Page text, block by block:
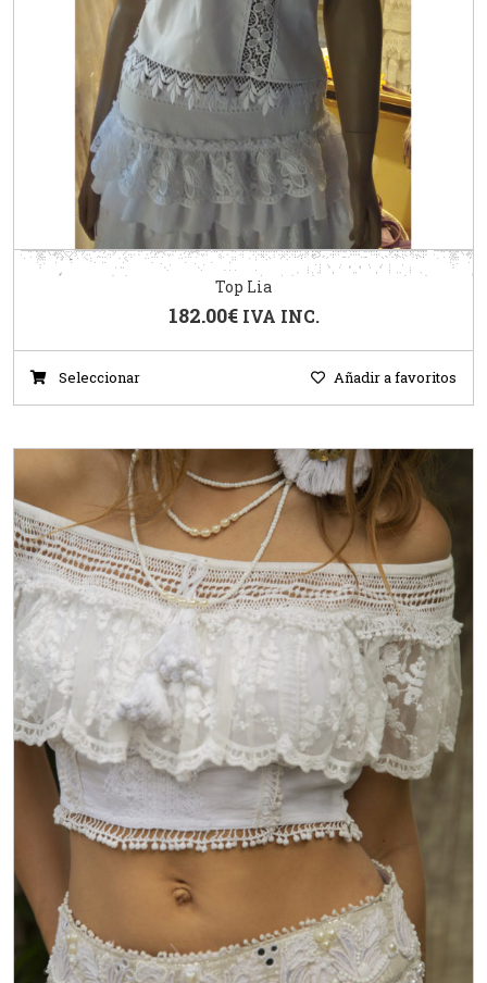
Top Lia
182.00€ IVA INC.
Seleccionar Añadir a favoritos